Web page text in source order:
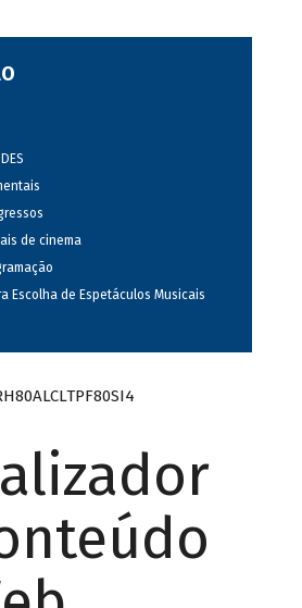
de cinema
Escolha de Espetáculos Musicais